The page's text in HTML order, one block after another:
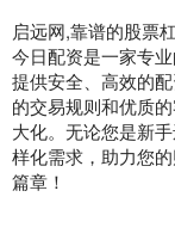
启远网,靠谱的股票
今日配资是一家专
提供安全、高效的
的交易规则和优质
大化。无论您是新
样化需求，助力您
篇章！